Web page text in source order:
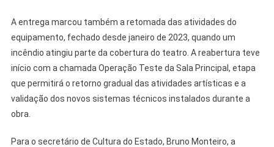
A entrega marcou também a retomada das atividades do
equipamento, fechado desde janeiro de 2023, quando um
incêndio atingiu parte da cobertura do teatro. A reabertura teve
início com a chamada Operação Teste da Sala Principal, etapa
que permitirá o retorno gradual das atividades artísticas e a
validação dos novos sistemas técnicos instalados durante a
obra.
Para o secretário de Cultura do Estado, Bruno Monteiro, a